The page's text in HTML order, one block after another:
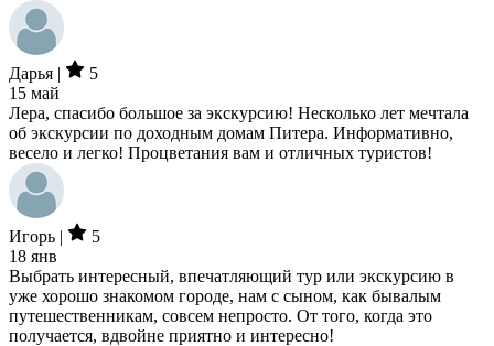
Дарья |
5
15 май
Лера, спасибо большое за экскурсию! Несколько лет мечтала
об экскурсии по доходным домам Питера. Информативно,
весело и легко! Процветания вам и отличных туристов!
Игорь |
5
18 янв
Выбрать интересный, впечатляющий тур или экскурсию в
уже хорошо знакомом городе, нам с сыном, как бывалым
путешественникам, совсем непросто. От того, когда это
получается, вдвойне приятно и интересно!